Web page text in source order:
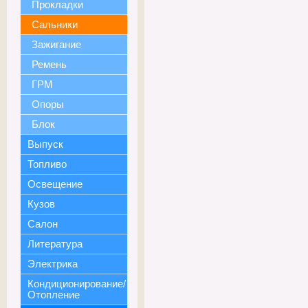
Прокладки
Сальники
Зажигание
Ремень
ГРМ
Опоры
Блок
Выпуск
Топливо
Освещение
Кузов
Салон
Литература
Электрика
Кондиционирование/
Отопление